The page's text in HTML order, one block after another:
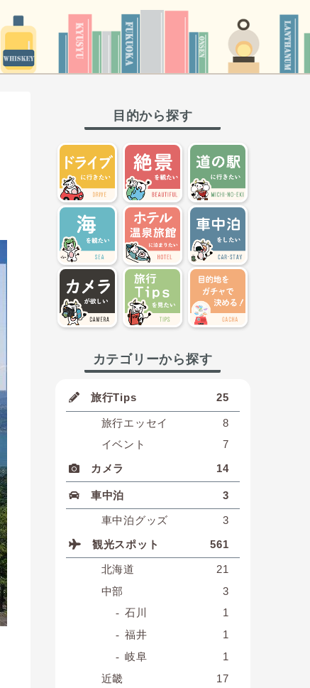
目的から探す
カテゴリーから探す
旅行Tips 25
旅行エッセイ
8
イベント
7
カメラ
14
車中泊 3
車中泊グッズ
3
観光スポット
561
北海道
21
中部
3
石川
1
福井
1
岐阜
1
近畿
17